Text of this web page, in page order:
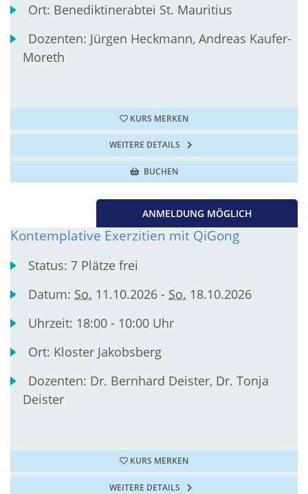
Ort: Benediktinerabtei St. Mauritius
Dozenten: Jürgen Heckmann, Andreas Kaufer-
Moreth
KURS MERKEN
WEITERE DETAILS
BUCHEN
ANMELDUNG MÖGLICH
Kontemplative Exerzitien mit QiGong
Status:7 Plätze frei
Datum: So. 11.10.2026 - So. 18.10.2026
Uhrzeit: 18:00 - 10:00 Uhr
Ort: Kloster Jakobsberg
Dozenten: Dr. Bernhard Deister, Dr. Tonja
Deister
KURS MERKEN
WEITERE DETAILS